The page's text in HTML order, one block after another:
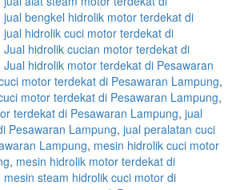
jual bengkel hidrolik motor terdekat di
jual hidrolik cuci motor terdekat di
Jual hidrolik cucian motor terdekat di
Jual hidrolik motor terdekat di Pesawaran
motor terdekat di Pesawaran Lampung,
motor terdekat di Pesawaran Lampung,
terdekat di Pesawaran Lampung, jual
Pesawaran Lampung, jual peralatan cuci
Lampung, mesin hidrolik cuci motor
, mesin hidrolik motor terdekat di
mesin steam hidrolik cuci motor di